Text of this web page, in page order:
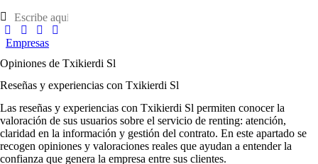
Empresas
Opiniones de Txikierdi Sl
Reseñas y experiencias con Txikierdi Sl
Las reseñas y experiencias con Txikierdi Sl permiten conocer la
valoración de sus usuarios sobre el servicio de renting: atención,
claridad en la información y gestión del contrato. En este apartado se
recogen opiniones y valoraciones reales que ayudan a entender la
confianza que genera la empresa entre sus clientes.